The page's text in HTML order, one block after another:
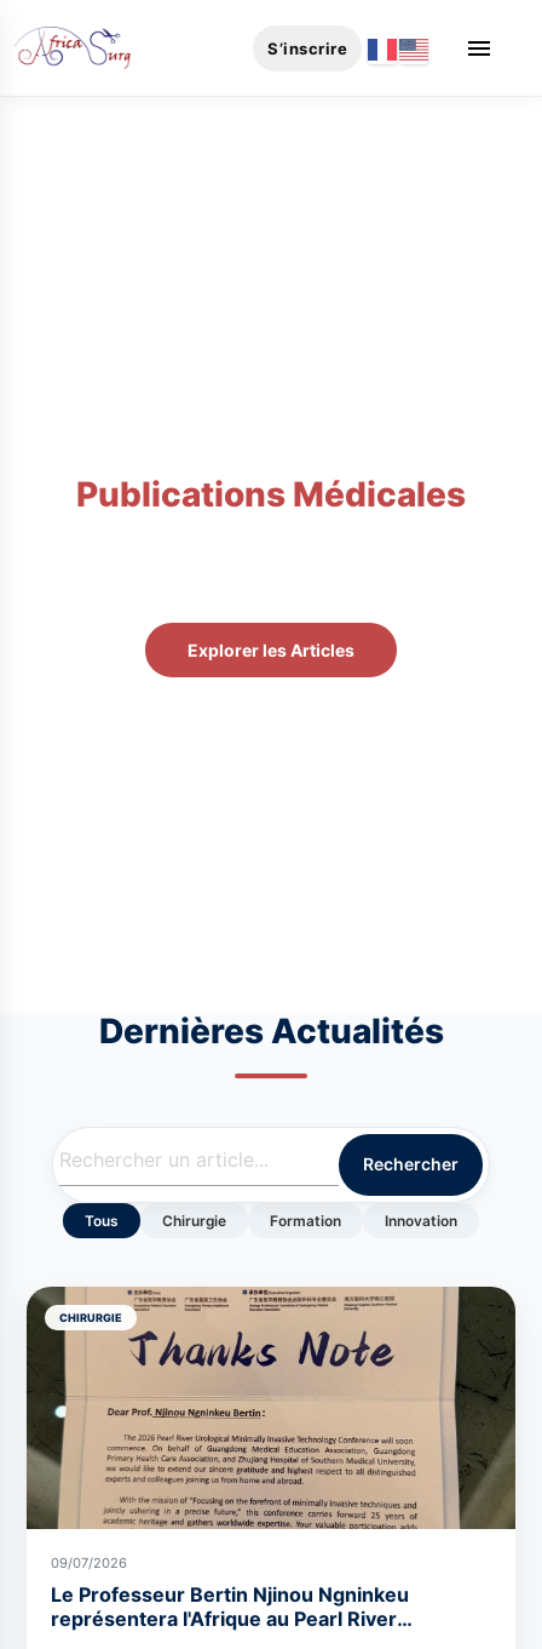
S’inscrire menu
Publications Médicales
Explorer les Articles
Dernières Actualités
Rechercher
Tous Chirurgie Formation Innovation
CHIRURGIE
09/07/2026
Le Professeur Bertin Njinou Ngninkeu
représentera l'Afrique au Pearl River